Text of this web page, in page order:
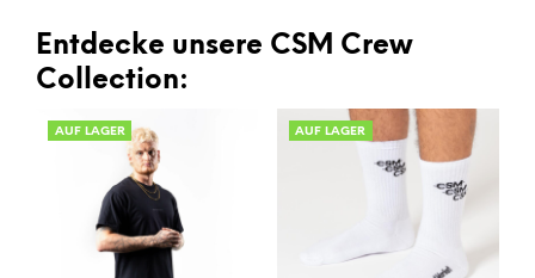
Entdecke unsere CSM Crew
Collection:
AUF LAGER AUF LAGER